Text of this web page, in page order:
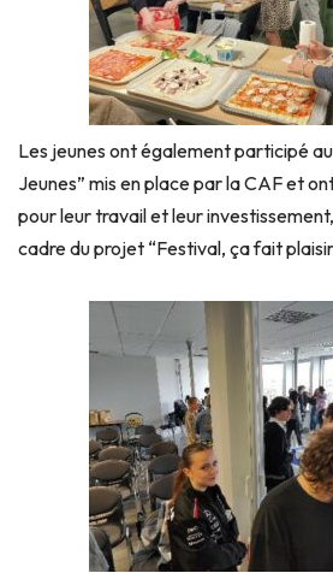
Les jeunes ont également participé
Jeunes” mis en place par la CAF et
pour leur travail et leur
cadre du projet “Festival, ça fait